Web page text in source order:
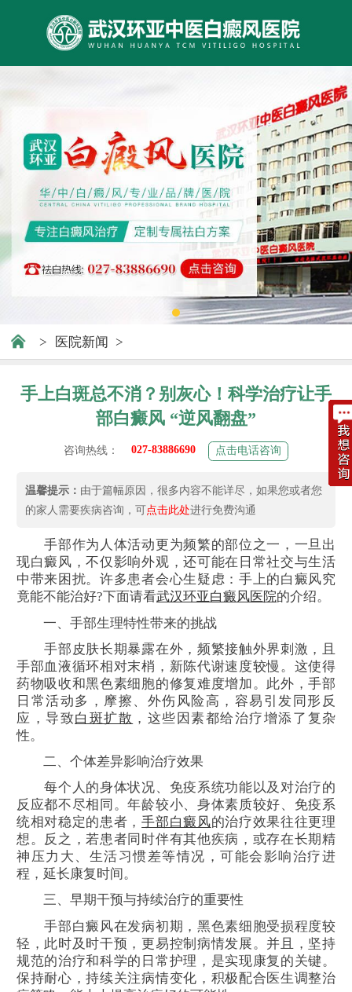
> 医院新闻 >
手上白斑总不消？别灰心！科学治疗让手
部白癜风 “逆风翻盘”
咨询热线： 027-83886690 点击电话咨询
温馨提示： 由于篇幅原因，很多内容不能详尽，如果您或者您
的家人需要疾病咨询，可点击此处进行免费沟通
手部作为人体活动更为频繁的部位之一，一旦出
现白癜风，不仅影响外观，还可能在日常社交与生活
中带来困扰。许多患者会心生疑虑：手上的白癜风究
竟能不能治好?下面请看武汉环亚白癜风医院的介绍。
一、手部生理特性带来的挑战
手部皮肤长期暴露在外，频繁接触外界刺激，且
手部血液循环相对末梢，新陈代谢速度较慢。这使得
药物吸收和黑色素细胞的修复难度增加。此外，手部
日常活动多，摩擦、外伤风险高，容易引发同形反
应，导致白斑扩散 ，这些因素都给治疗增添了复杂
性。
二、个体差异影响治疗效果
每个人的身体状况、免疫系统功能以及对治疗的
反应都不尽相同。年龄较小、身体素质较好、免疫系
统相对稳定的患者，手部白癜风的治疗效果往往更理
想。反之，若患者同时伴有其他疾病，或存在长期精
神压力大、生活习惯差等情况，可能会影响治疗进
程，延长康复时间。
三、早期干预与持续治疗的重要性
手部白癜风在发病初期，黑色素细胞受损程度较
轻，此时及时干预，更易控制病情发展。并且，坚持
规范的治疗和科学的日常护理，是实现康复的关键。
保持耐心，持续关注病情变化，积极配合医生调整治